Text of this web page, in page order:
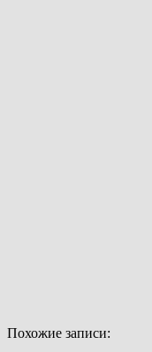
Похожие записи: